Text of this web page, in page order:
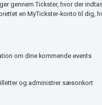
gennem Tickster, hvor der
en MyTickster-konto til dig,
om dine kommende events
og administrer sæsonkort